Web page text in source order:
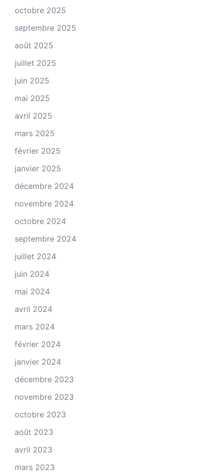
octobre 2025
septembre 2025
août 2025
juillet 2025
juin 2025
mai 2025
avril 2025
mars 2025
février 2025
janvier 2025
décembre 2024
novembre 2024
octobre 2024
septembre 2024
juillet 2024
juin 2024
mai 2024
avril 2024
mars 2024
février 2024
janvier 2024
décembre 2023
novembre 2023
octobre 2023
août 2023
avril 2023
mars 2023